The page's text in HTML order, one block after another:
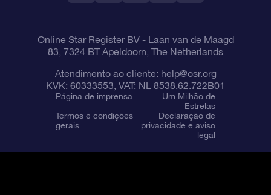
Online Star Register BV- Laan van de Maagd
83, 7324 BT Apeldoorn, The Netherlands
Atendimento ao cliente: help@osr.org
KVK: 60333553, VAT: NL 8538.62.722B01
Página de imprensa
Um Milhão de
Estrelas
Termos e condições
gerais
Declaração de
privacidade e aviso
legal